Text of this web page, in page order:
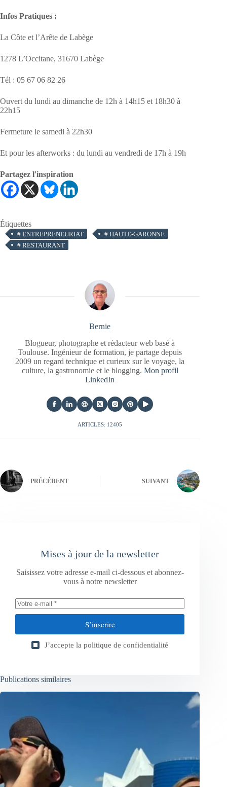
Infos Pratiques :
La Côte et l’Arête de Labège
1278 L’Occitane, 31670 Labège
Tél : 05 67 06 82 26
Ouvert du lundi au dimanche de 12h à 14h15 et 18h30 à
22h15
Fermeture le samedi à 22h30
Et pour les afterworks : du lundi au vendredi de 17h à 19h
Partagez l'inspiration
Étiquettes
# ENTREPRENEURIAT # HAUTE-GARONNE
# RESTAURANT
Bernie
Blogueur, photographe et rédacteur web basé à
Toulouse. Ingénieur de formation, je partage depuis
2009 un regard technique et curieux sur le voyage, la
culture, la gastronomie et le blogging. Mon profil
LinkedIn
ARTICLES: 12405
PRÉCÉDENT SUIVANT
Mises à jour de la newsletter
Saisissez votre adresse e-mail ci-dessous et abonnez-
vous à notre newsletter
S’inscrire
J’accepte la politique de confidentialité
Publications similaires